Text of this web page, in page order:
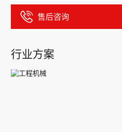
售后咨询
行业方案